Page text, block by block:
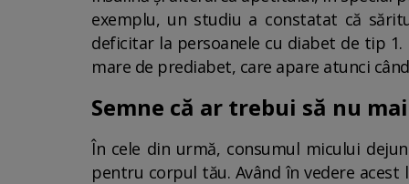
exemplu, un studiu a constatat că
deficitar la persoanele cu diabet de tip
mare de prediabet, care apare atunci
Semne că ar trebui să nu
În cele din urmă, consumul micului
pentru corpul tău. Având în vedere